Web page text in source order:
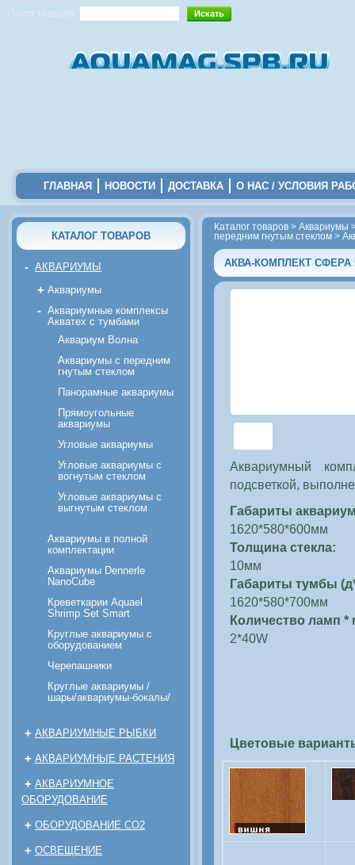
Поиск товаров:
ГЛАВНАЯ НОВОСТИ ДОСТАВКА О НАС / УСЛОВИЯ
КАТАЛОГ ТОВАРОВ
- АКВАРИУМЫ
+ Аквариумы
- Аквариумные комплексы
Акватех с тумбами
Аквариум Волна
Аквариумы с передним
гнутым стеклом
Панорамные аквариумы
Прямоугольные
аквариумы
Угловые аквариумы
Угловые аквариумы с
вогнутым стеклом
Угловые аквариумы с
выгнутым стеклом
Аквариумы в полной
комплектации
Аквариумы Dennerle
NanoCube
Креветкарии Aquael
Shrimp Set Smart
Круглые аквариумы с
оборудованием
Черепашники
Круглые аквариумы /
шары/аквариумы-бокалы/
+ АКВАРИУМНЫЕ РЫБКИ
+ АКВАРИУМНЫЕ РАСТЕНИЯ
+ АКВАРИУМНОЕ
ОБОРУДОВАНИЕ
+ ОБОРУДОВАНИЕ CO2
+ ОСВЕЩЕНИЕ
Каталог товаров > Аквариумы
передним гнутым стеклом >
АКВА-КОМПЛЕКТ СФЕРА
Аквариумный
подсветкой,
Габариты
1620*580*600мм
Толщина стекла:
10мм
Габариты тумбы
1620*580*700мм
Количество ламп
2*40W
Цветовые